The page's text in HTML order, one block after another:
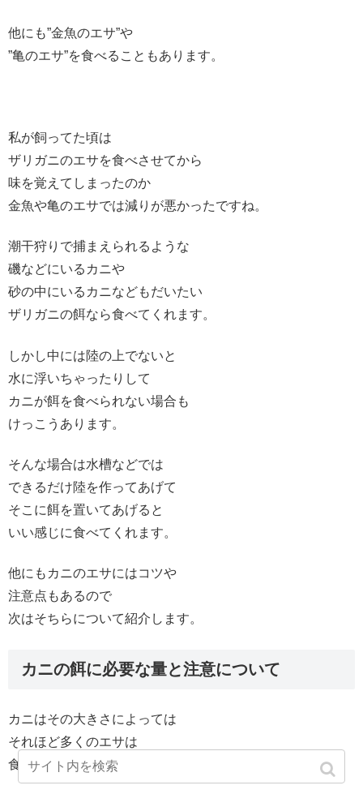
他にも”金魚のエサ”や
”亀のエサ”を食べることもあります。
私が飼ってた頃は
ザリガニのエサを食べさせてから
味を覚えてしまったのか
金魚や亀のエサでは減りが悪かったですね。
潮干狩りで捕まえられるような
磯などにいるカニや
砂の中にいるカニなどもだいたい
ザリガニの餌なら食べてくれます。
しかし中には陸の上でないと
水に浮いちゃったりして
カニが餌を食べられない場合も
けっこうあります。
そんな場合は水槽などでは
できるだけ陸を作ってあげて
そこに餌を置いてあげると
いい感じに食べてくれます。
他にもカニのエサにはコツや
注意点もあるので
次はそちらについて紹介します。
カニの餌に必要な量と注意について
カニはその大きさによっては
それほど多くのエサは
食べられなかったりもします。